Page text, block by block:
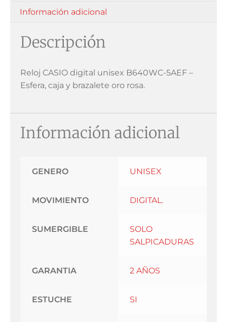
Información adicional
Descripción
Reloj CASIO digital unisex B640WC-5AEF –
Esfera, caja y brazalete oro rosa.
Información adicional
GENERO UNISEX
MOVIMIENTO DIGITAL.
SUMERGIBLE
SOLO
SALPICADURAS
GARANTIA 2 AÑOS
ESTUCHE SI